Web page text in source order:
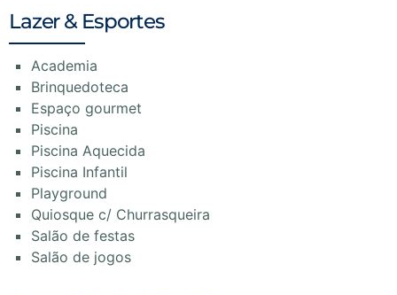
Lazer & Esportes
Academia
Brinquedoteca
Espaço gourmet
Piscina
Piscina Aquecida
Piscina Infantil
Playground
Quiosque c/ Churrasqueira
Salão de festas
Salão de jogos